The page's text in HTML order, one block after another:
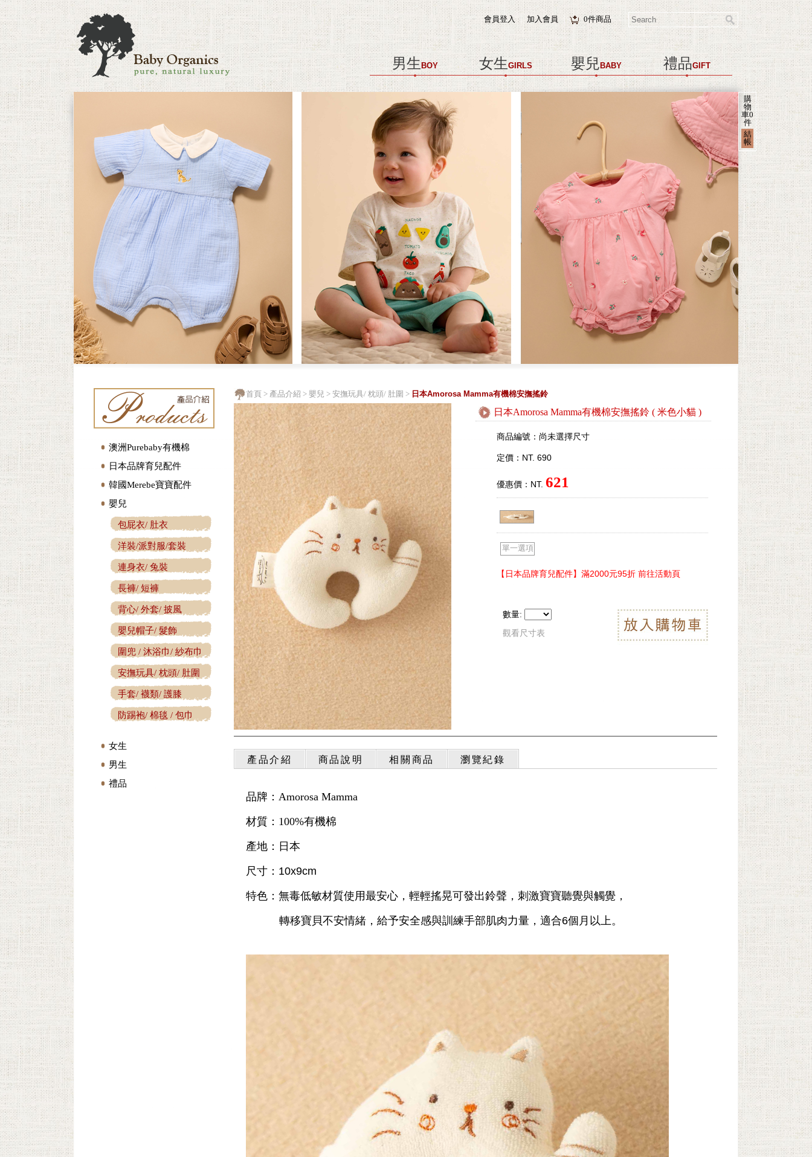
會員登入 加入會員 0件商品
男生BOY 女生GIRLS 嬰兒 BABY 禮品GIFT
購
物
車0
件
結
帳
澳洲Purebaby有機棉
日本品牌育兒配件
韓國Merebe寶寶配件
嬰兒
包屁衣/ 肚衣
洋裝/派對服/套裝
連身衣/ 兔裝
長褲/ 短褲
背心/ 外套/ 披風
嬰兒帽子/ 髮飾
圍兜 / 沐浴巾/ 紗布巾
安撫玩具/ 枕頭/ 肚圍
手套/ 襪類/ 護膝
防踢袍/ 棉毯 / 包巾
女生
男生
禮品
首頁 > 產品介紹 > 嬰兒 > 安撫玩具/ 枕頭/ 肚圍 > 日本Amorosa Mamma有機棉安撫搖鈴
日本Amorosa Mamma有機棉安撫搖鈴 ( 米色小貓 )
商品編號： 尚未選擇尺寸
定價：NT. 690
優惠價：NT. 621
單一選項
【日本品牌育兒配件】滿2000元95折 前往活動頁
數量:
觀看尺寸表
產品介紹 商品說明 相關商品 瀏覽紀錄
品牌：Amorosa Mamma
材質：100%有機棉
產地：日本
尺寸：10x9cm
特色： 無毒低敏材質使用最安心，輕輕搖晃可發出鈴聲，刺激寶寶聽覺與觸覺，
轉移寶貝不安情緒，給予安全感與訓練手部肌肉力量，適合6個月以上。